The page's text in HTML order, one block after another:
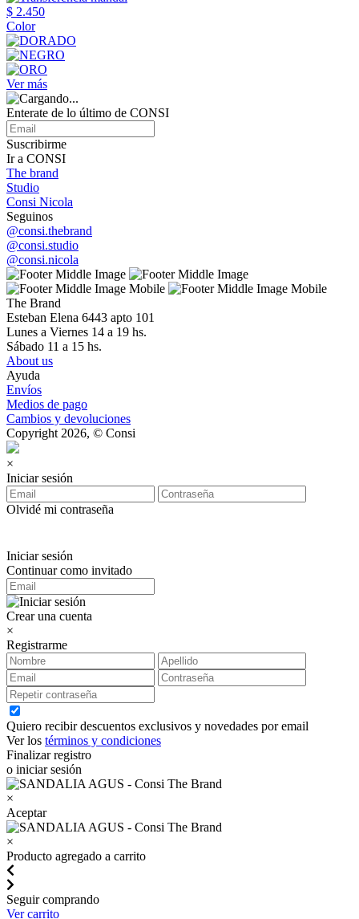
$ 2.450
Color
Ver más
Enterate de lo último de CONSI
Suscribirme
Ir a CONSI
The brand
Studio
Consi Nicola
Seguinos
@consi.thebrand
@consi.studio
@consi.nicola
The Brand
Esteban Elena 6443 apto 101
Lunes a Viernes 14 a 19 hs.
Sábado 11 a 15 hs.
About us
Ayuda
Envíos
Medios de pago
Cambios y devoluciones
Copyright 2026, © Consi
×
Iniciar sesión
Olvidé mi contraseña
Iniciar sesión
Continuar como invitado
Crear una cuenta
×
Registrarme
Quiero recibir descuentos exclusivos y novedades por email
Ver los términos y condiciones
Finalizar registro
o iniciar sesión
×
Aceptar
×
Producto agregado a carrito
Seguir comprando
Ver carrito